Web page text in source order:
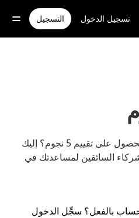
تسجيل الدخول التسجيل
هل ترغب في معرفة كيفية الحصول على تقييم 5 نجوم؟ إليك
السائقين لمساعدتك في
بالفعل؟ سجِّل الدخول